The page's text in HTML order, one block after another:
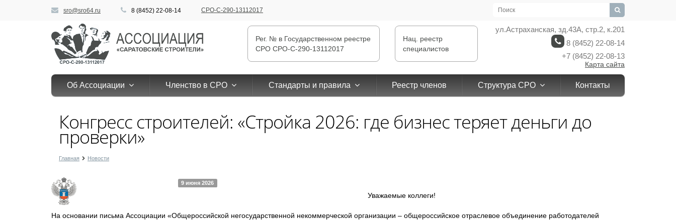
sro@sro64.ru 8 (8452) 22-08-14 СРО-С-290-13112017
Рег. № в Государственном реестре
СРО СРО-С-290-13112017
Нац. реестр
специалистов
ул.Астраханская, зд.43А, стр.2, к.201
8 (8452) 22-08-14
+7 (8452) 22-08-13
Карта сайта
Об Ассоциации Членство в СРО Стандарты и правила Реестр членов Структура СРО Контакты
Конгресс строителей: «Стройка 2026: где бизнес теряет деньги до
проверки»
Главная Новости
9 июня 2026
Уважаемые коллеги!
На основании письма Ассоциации «Общероссийской негосударственной некоммерческой организации – общероссийское отраслевое объединение работодателей